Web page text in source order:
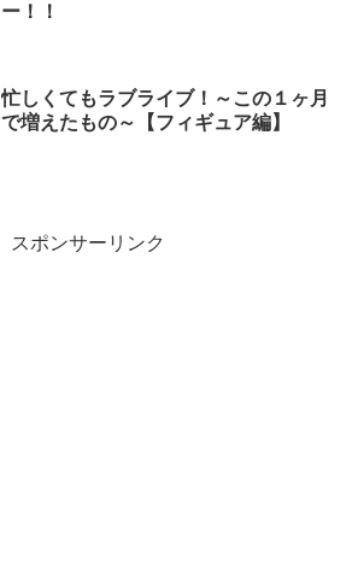
ー！！
忙しくてもラブライブ！～この１ヶ月
で増えたもの～【フィギュア編】
スポンサーリンク